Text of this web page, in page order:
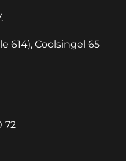
614), Coolsingel 65
72